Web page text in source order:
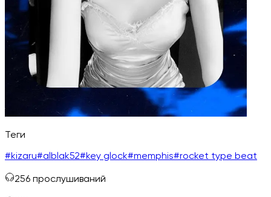
Теги
#kizaru#alblak52#key glock#memphis#rocket type beat
256 прослушиваний